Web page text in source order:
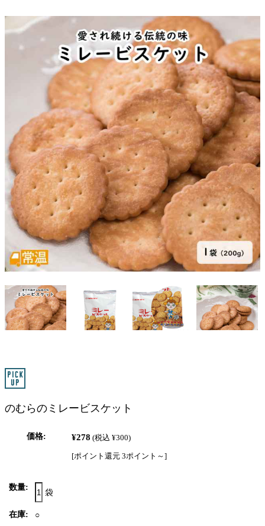
のむらのミレービスケット
価格: ¥278 (税込 ¥300)
[ポイント還元 3ポイント～]
数量:
袋
在庫: ○